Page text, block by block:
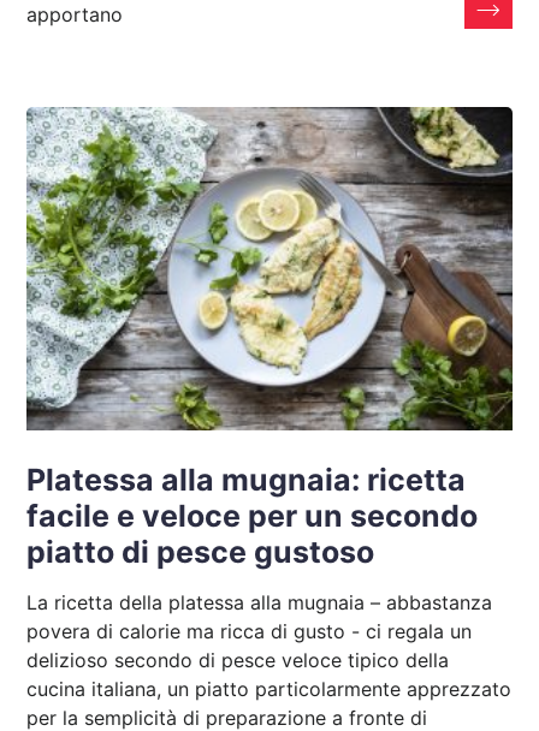
apportano
Platessa alla mugnaia: ricetta
facile e veloce per un secondo
piatto di pesce gustoso
La ricetta della platessa alla mugnaia – abbastanza
povera di calorie ma ricca di gusto - ci regala un
delizioso secondo di pesce veloce tipico della
cucina italiana, un piatto particolarmente apprezzato
per la semplicità di preparazione a fronte di